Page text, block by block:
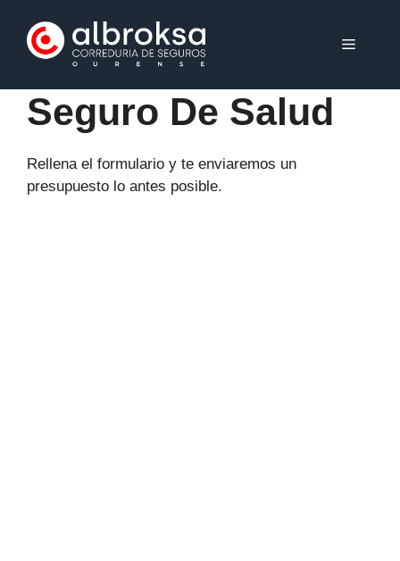
contenido
MENÚ
Seguro De Salud
Rellena el formulario y te enviaremos un
presupuesto lo antes posible.